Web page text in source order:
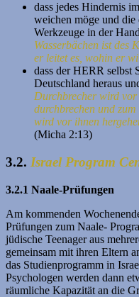
dass jedes Hindernis
weichen möge und
Werkzeuge in der
Wasserbächen ist des
er leitet es, wohin er
dass der HERR selbst
Deutschland heraus
Durchbrecher wird
durchbrechen und
wird vor ihnen
(Micha 2:13)
3.2. Israel Program
3.2.1 Naale-Prüfungen
Am kommenden
Prüfungen zum Naale-
jüdische Teenager aus
gemeinsam mit ihren Eltern
das Studienprogramm in
Psychologen werden dann
räumliche Kapazität an die